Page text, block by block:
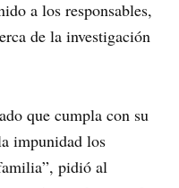
a los responsables,
de la investigación
que cumpla con su
impunidad los
pidió al